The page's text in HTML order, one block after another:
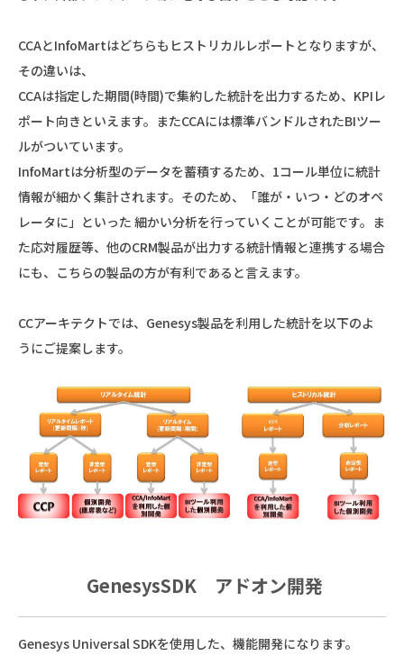
CCAとInfoMartはどちらもヒストリカルレポートとなりますが、
その違いは、
CCAは指定した期間(時間)で集約した統計を出力するため、KPIレ
ポート向きといえます。またCCAには標準バンドルされたBIツー
ルがついています。
InfoMartは分析型のデータを蓄積するため、1コール単位に統計
情報が細かく集計されます。そのため、「誰が・いつ・どのオペ
レータに」といった 細かい分析を行っていくことが可能です。ま
た応対履歴等、他のCRM製品が出力する統計情報と連携する場合
にも、こちらの製品の方が有利であると言えます。
CCアーキテクトでは、Genesys製品を利用した統計を以下のよ
うにご提案します。
GenesysSDK アドオン開発
Genesys Universal SDKを使用した、機能開発になります。